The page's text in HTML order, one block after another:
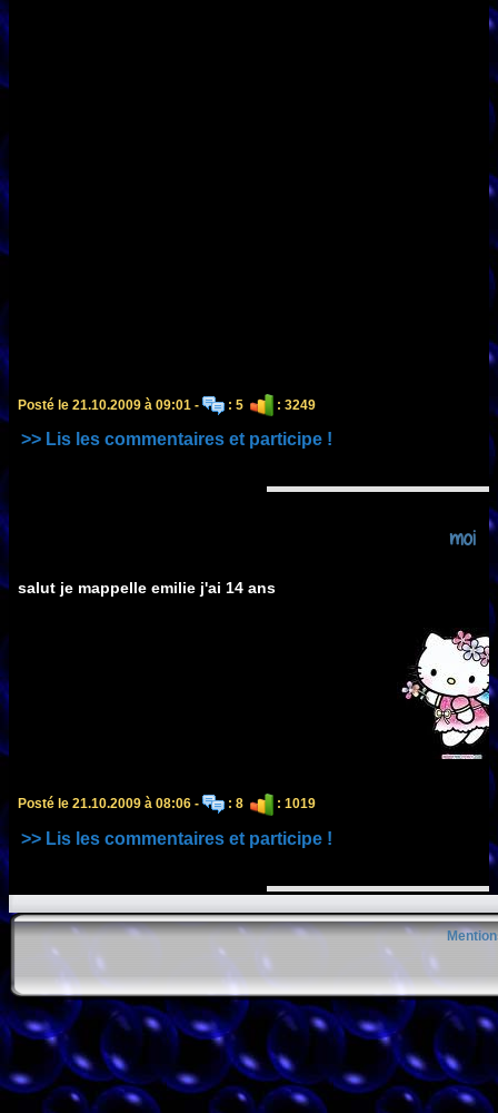
Posté le 21.10.2009 à 09:01 - : 5 : 3249
>> Lis les commentaires et participe !
moi
salut je mappelle emilie j'ai 14 ans
Posté le 21.10.2009 à 08:06 - : 8 : 1019
>> Lis les commentaires et participe !